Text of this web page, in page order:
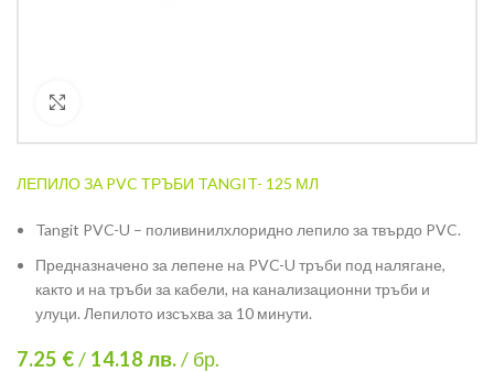
ЛЕПИЛО ЗА PVC ТРЪБИ TANGIT- 125 МЛ
Tangit PVC-U – поливинилхлоридно лепило за твърдо PVC.
Предназначено за лепене на PVC-U тръби под налягане,
както и на тръби за кабели, на канализационни тръби и
улуци. Лепилото изсъхва за 10 минути.
7.25 €/ 14.18 лв./ бр.